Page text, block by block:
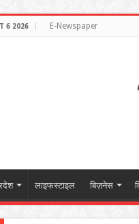
6 2026 E-Newspaper
लाइफस्टाइल बिज़नेस